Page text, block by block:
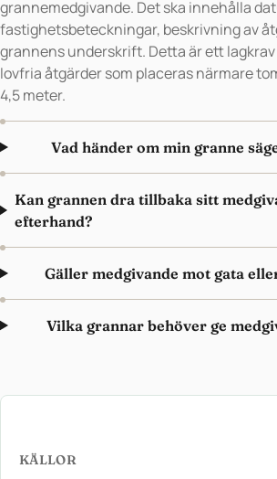
grannemedgivande. Det ska innehålla
fastighetsbeteckningar, beskrivning av
grannens underskrift. Detta är ett lagkrav
lovfria åtgärder som placeras närmare
4,5 meter.
Vad händer om min granne
Kan grannen dra tillbaka sitt
efterhand?
Gäller medgivande mot gata
Vilka grannar behöver ge
KÄLLOR